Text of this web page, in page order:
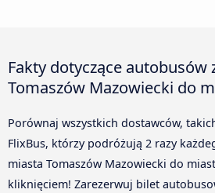
Fakty dotyczące autobusów
Tomaszów Mazowiecki do
Porównaj wszystkich dostawców,
FlixBus, którzy podróżują 2 razy
miasta Tomaszów Mazowiecki do
kliknięciem! Zarezerwuj bilet